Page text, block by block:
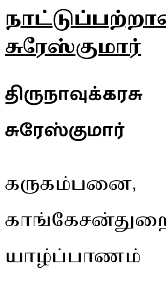
சுரேஸ்குமார்
திருநாவுக்கரசு
சுரேஸ்குமார்
கருகம்பனை,
யாழ்ப்பாணம்